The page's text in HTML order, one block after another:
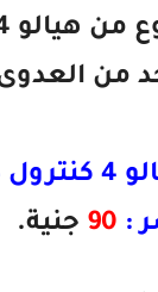
من العدوى
90 جنية.